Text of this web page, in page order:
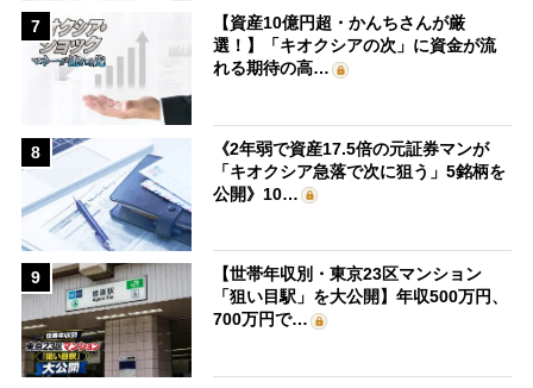
7
【資産10億円超・かんちさんが厳
選！】「キオクシアの次」に資金が流
れる期待の高…
8
《2年弱で資産17.5倍の元証券マンが
「キオクシア急落で次に狙う」5銘柄を
公開》10…
9
【世帯年収別・東京23区マンション
「狙い目駅」を大公開】年収500万円、
700万円で…